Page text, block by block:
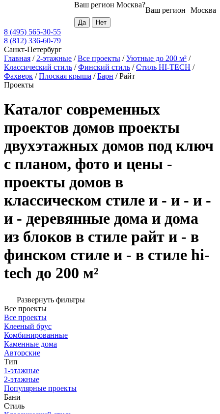
Москва
Ваш регион
Ваш регион Москва?
8 (495) 565-30-55
8 (812) 336-60-79
Санкт-Петербург
Главная / 2-этажные /Все проекты /Уютные до 200 м² /
Классический стиль /Финский стиль /Стиль HI-TECH /
Фахверк /Плоская крыша /Барн /Райт
Проекты
Каталог современных
проектов домов проекты
двухэтажных домов под ключ
с планом, фото и цены -
проекты домов в
классическом стиле и - и - и -
и - деревянные дома и дома
из блоков в стиле райт и - в
финском стиле и - в стиле hi-
tech до 200 м²
Развернуть фильтры
Все проекты
Все проекты
Клееный брус
Комбинированные
Каменные дома
Авторские
Тип
1-этажные
2-этажные
Популярные проекты
Бани
Стиль